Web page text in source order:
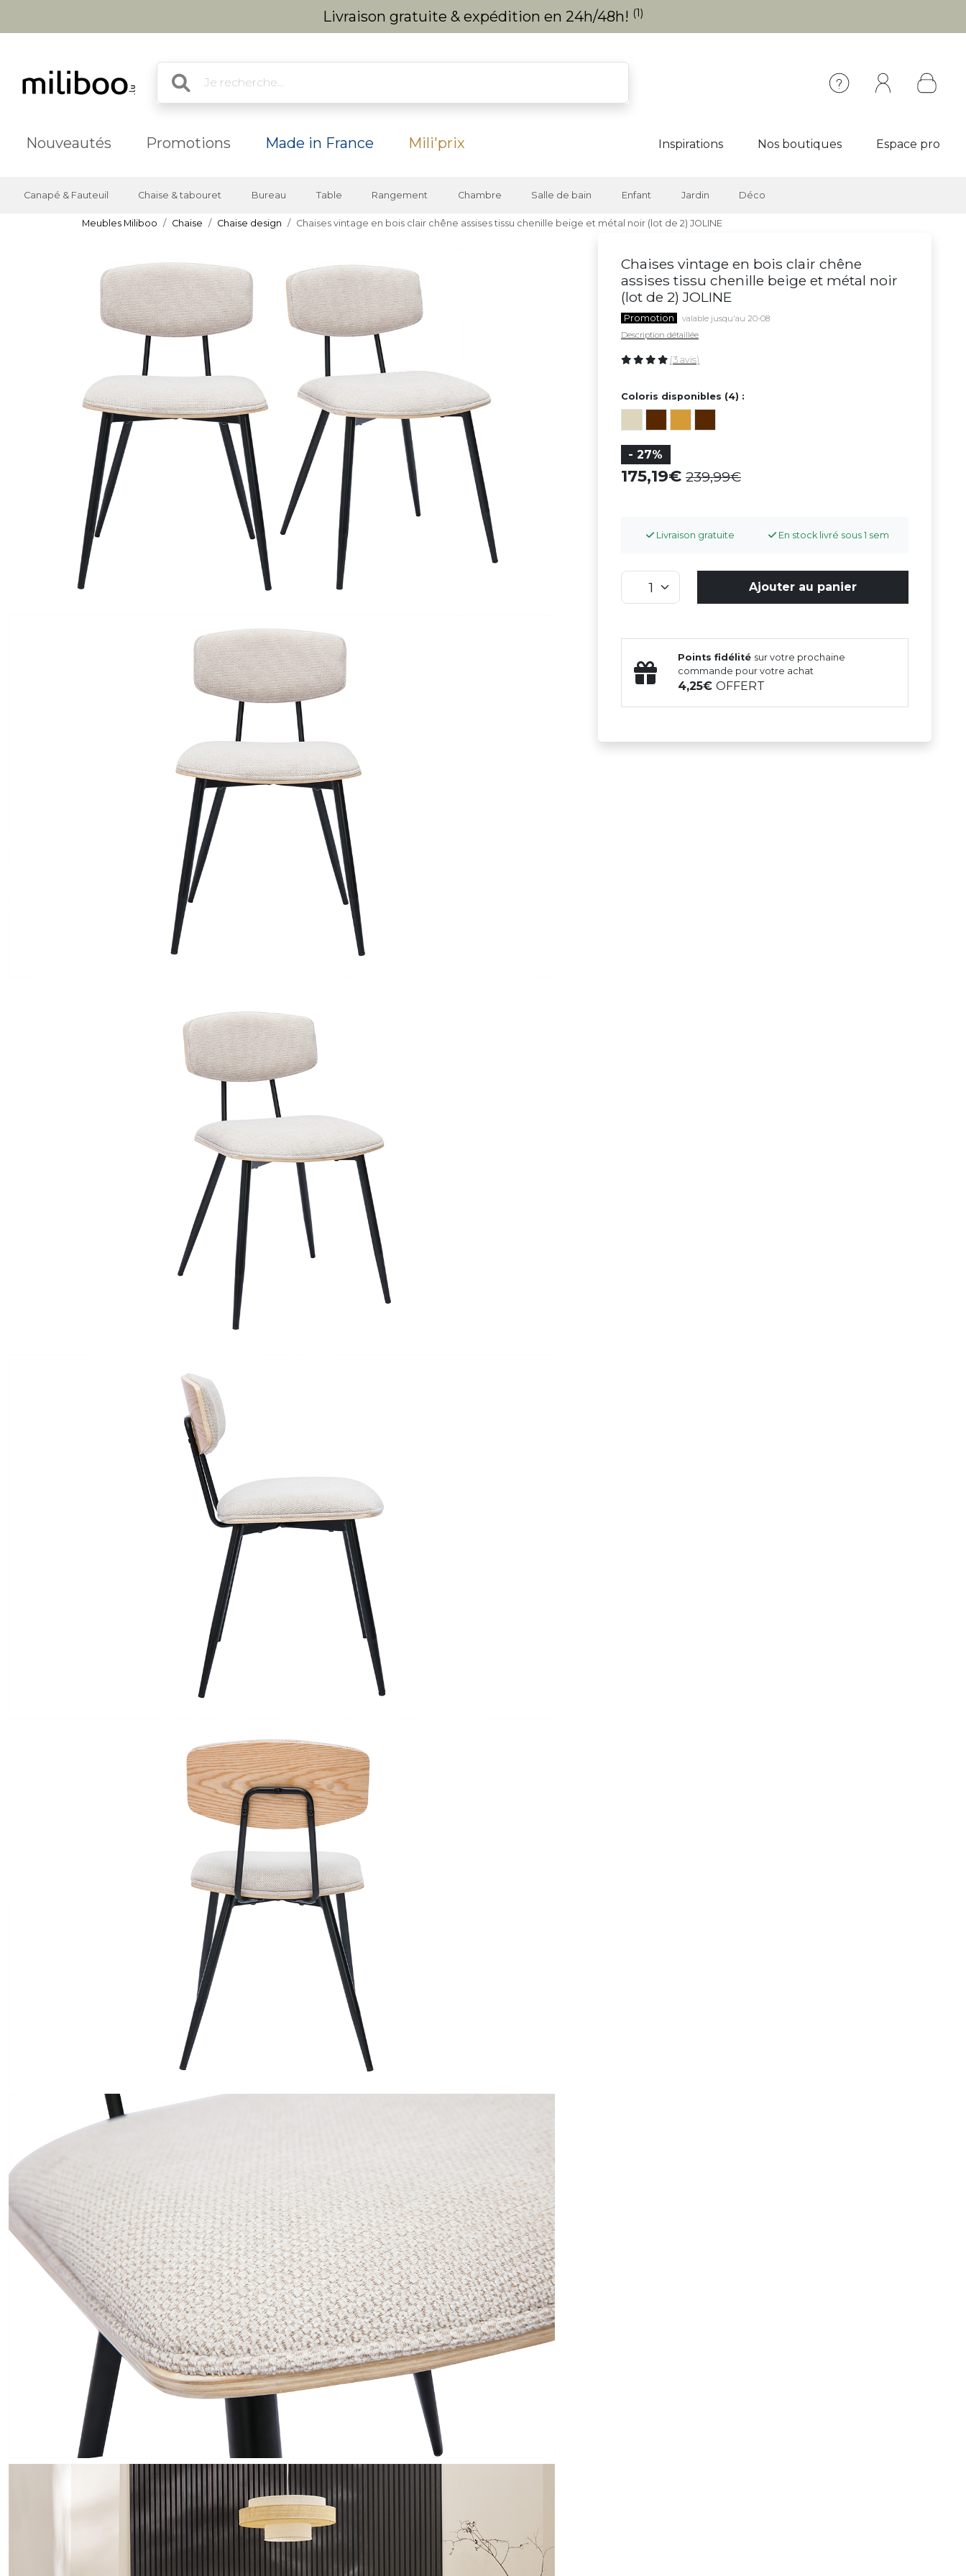
Livraison gratuite & expédition en 24h/48h! (1)
Nouveautés Promotions Made in France Mili'prix Inspirations Nos boutiques Espace pro
Canapé & Fauteuil Chaise & tabouret Bureau Table Rangement Chambre Salle de bain Enfant Jardin Déco
Meubles Miliboo Chaise Chaise design Chaises vintage en bois clair chêne assises tissu chenille beige et métal noir (lot de 2) JOLINE
Chaises vintage en bois clair chêne
assises tissu chenille beige et métal noir
(lot de 2) JOLINE
Promotion
valable jusqu'au 20-08
Description détaillée
(3 avis)
Coloris disponibles (4) :
- 27%
175,19 239,99
Livraison gratuite En stock livré sous 1 sem
Ajouter au panier
Points fidélité sur votre prochaine
commande pour votre achat
4,25OFFERT